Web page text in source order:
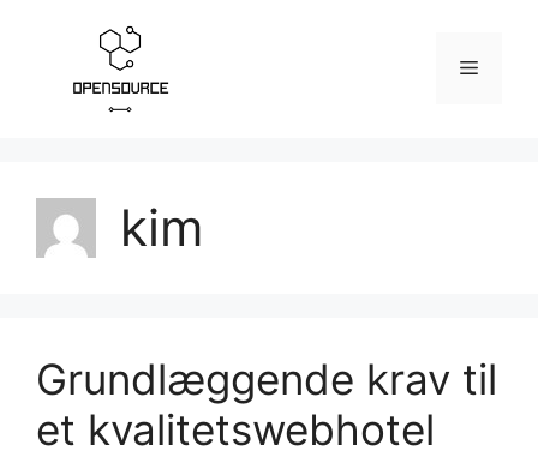
Menu
kim
Grundlæggende krav til
et kvalitetswebhotel